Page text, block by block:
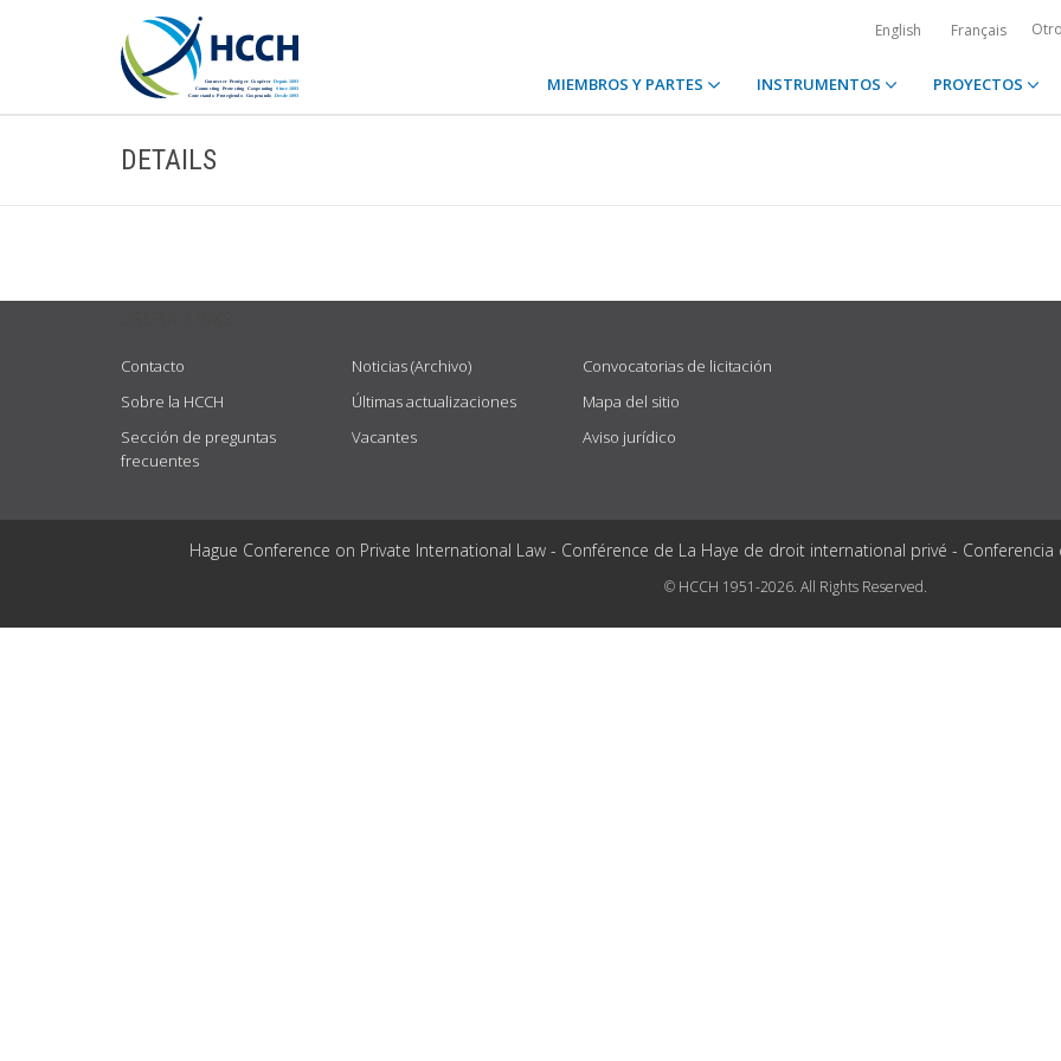
English Français
MIEMBROS Y PARTES INSTRUMENTOS PROYECTOS
DETAILS
Contacto
Sobre la HCCH
Sección de preguntas
frecuentes
Noticias (Archivo)
Últimas actualizaciones
Vacantes
Convocatorias de licitación
Mapa del sitio
Aviso jurídico
Hague Conference on Private International Law - Conférence de La Haye de droit international privé -
© HCCH 1951-2026. All Rights Reserved.